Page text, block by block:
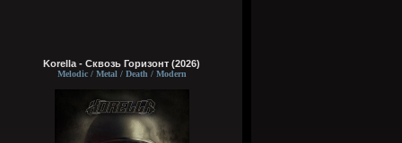
Korella - Сквозь Горизонт (2026)
Melodic / Metal / Death / Modern